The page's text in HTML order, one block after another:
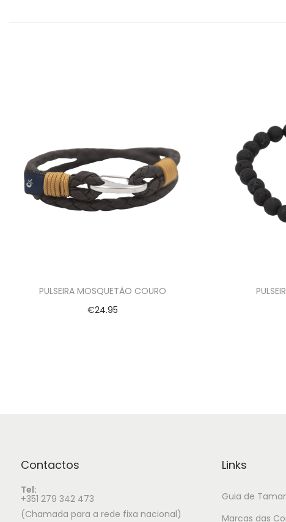
PULSEIRA MOSQUETÃO COURO
€24.95
Contactos
Tel:
+351 279 342 473
(Chamada para a rede fixa nacional)
Links
Guia de
Marcas das